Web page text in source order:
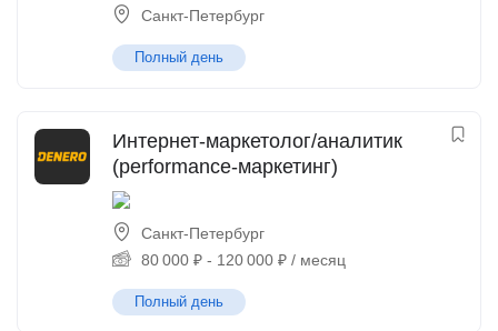
Санкт-Петербург
Полный день
Интернет-маркетолог/аналитик
(performance-маркетинг)
Санкт-Петербург
80 000 ₽ - 120 000 ₽ / месяц
Полный день